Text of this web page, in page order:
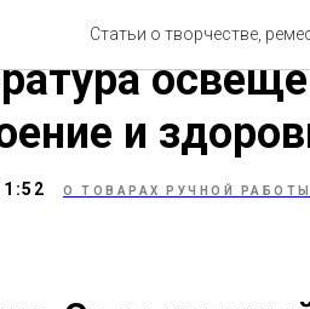
Статьи о творчестве,
и
О ТОВАРАХ РУЧНОЙ РАБОТЫ